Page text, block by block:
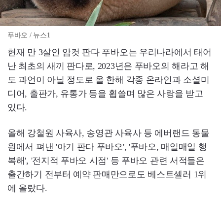
푸바오 / 뉴스1
현재 만 3살인 암컷 판다 푸바오는 우리나라에서 태어
난 최초의 새끼 판다로, 2023년은 푸바오의 해라고 해
도 과언이 아닐 정도로 올 한해 각종 온라인과 소셜미
디어, 출판가, 유통가 등을 휩쓸며 많은 사랑을 받고
있다.
올해 강철원 사육사, 송영관 사육사 등 에버랜드 동물
원에서 펴낸 '아기 판다 푸바오', '푸바오, 매일매일 행
복해', '전지적 푸바오 시점' 등 푸바오 관련 서적들은
출간하기 전부터 예약 판매만으로도 베스트셀러 1위
에 올랐다.